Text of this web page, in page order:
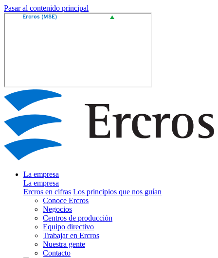
Pasar al contenido principal
La empresa
La empresa
Ercros en cifras Los principios que nos guían
Conoce Ercros
Negocios
Centros de producción
Equipo directivo
Trabajar en Ercros
Nuestra gente
Contacto